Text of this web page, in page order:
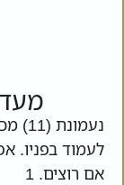
לעמוד בפניו.
אם רוצים. 1